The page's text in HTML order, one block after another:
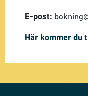
E-post:
Här kommer